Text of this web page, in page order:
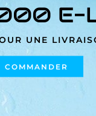
E-
UNE
COMMANDER